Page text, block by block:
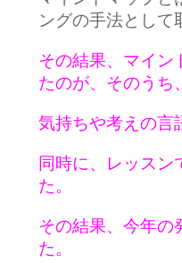
ングの手法として
その結果、マイン
たのが、そのうち
気持ちや考えの言
同時に、レッスン
た。
その結果、今年の
た。